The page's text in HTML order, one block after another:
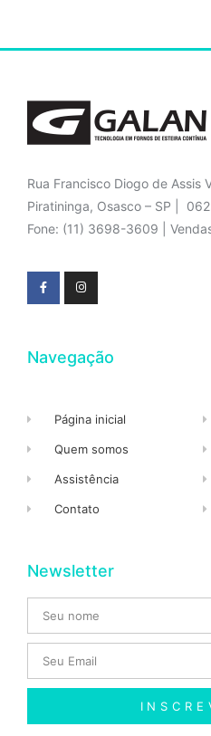
Rua Francisco Diogo de Assis
Piratininga, Osasco – SP |
Fone: (11) 3698-3609 |
Navegação
Página inicial
Quem somos
Assistência
Contato
Newsletter